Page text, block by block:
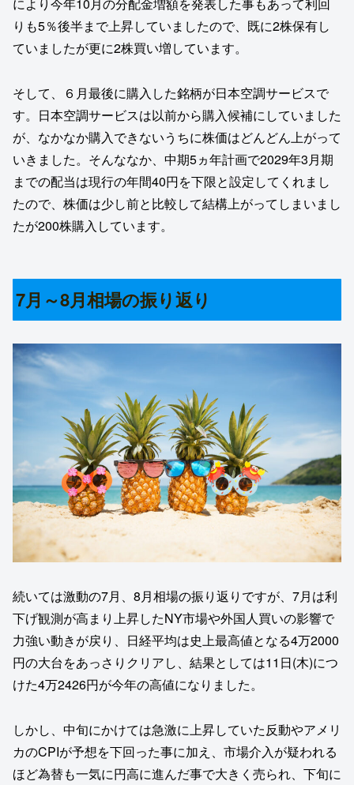
により今年10月の分配金増額を発表した事もあって利回
りも5％後半まで上昇していましたので、既に2株保有し
ていましたが更に2株買い増しています。
そして、６月最後に購入した銘柄が日本空調サービスで
す。日本空調サービスは以前から購入候補にしていました
が、なかなか購入できないうちに株価はどんどん上がって
いきました。そんななか、中期5ヵ年計画で2029年3月期
までの配当は現行の年間40円を下限と設定してくれまし
たので、株価は少し前と比較して結構上がってしまいまし
たが200株購入しています。
7月～8月相場の振り返り
続いては激動の7月、8月相場の振り返りですが、7月は利
下げ観測が高まり上昇したNY市場や外国人買いの影響で
力強い動きが戻り、日経平均は史上最高値となる4万2000
円の大台をあっさりクリアし、結果としては11日(木)につ
けた4万2426円が今年の高値になりました。
しかし、中旬にかけては急激に上昇していた反動やアメリ
カのCPIが予想を下回った事に加え、市場介入が疑われる
ほど為替も一気に円高に進んだ事で大きく売られ、下旬に